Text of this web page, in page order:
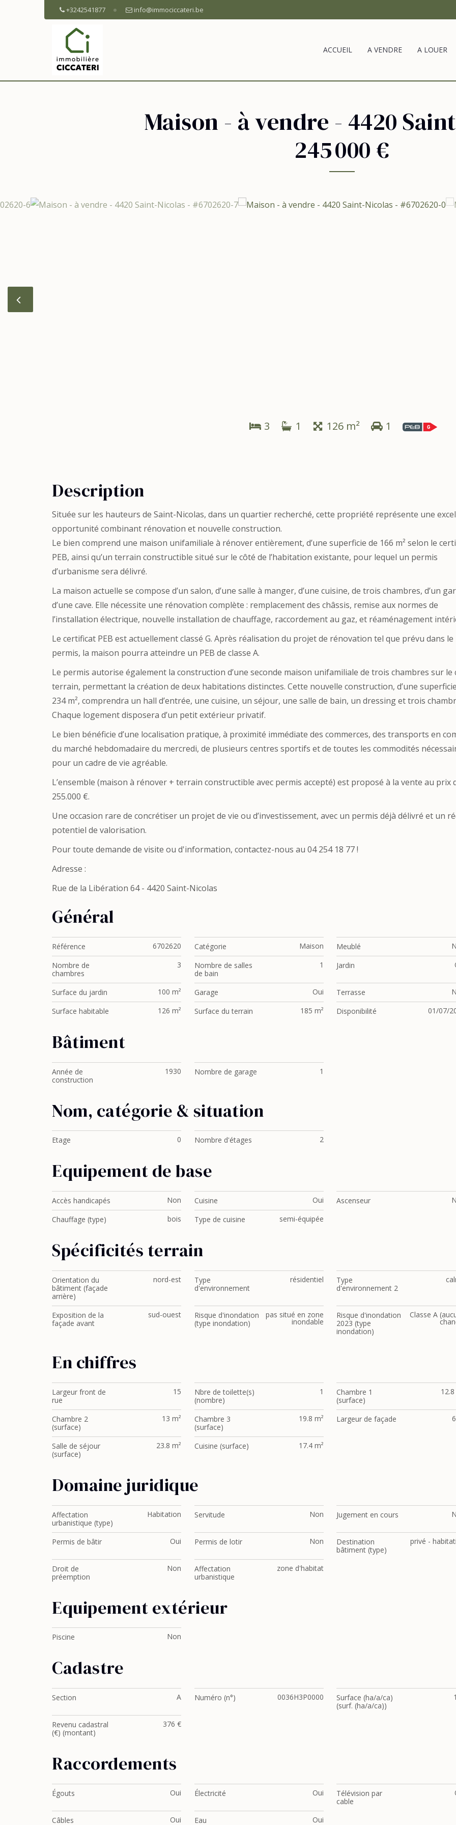
+3242541877 info@immociccateri.be
ACCUEIL A VENDRE A LOUER
Maison - à vendre - 4420
245 000 €
3 1 126 m² 1
Description
Située sur les hauteurs de Saint-Nicolas, dans un quartier recherché, cette propriété représente une
opportunité combinant rénovation et nouvelle construction.
Le bien comprend une maison unifamiliale à rénover entièrement, d’une superficie de 166 m² selon le
PEB, ainsi qu’un terrain constructible situé sur le côté de l’habitation existante, pour lequel un permis
d’urbanisme sera délivré.
La maison actuelle se compose d’un salon, d’une salle à manger, d’une cuisine, de trois chambres, d’un
d’une cave. Elle nécessite une rénovation complète : remplacement des châssis, remise aux normes de
l’installation électrique, nouvelle installation de chauffage, raccordement au gaz, et réaménagement
Le certificat PEB est actuellement classé G. Après réalisation du projet de rénovation tel que prévu dans le
permis, la maison pourra atteindre un PEB de classe A.
Le permis autorise également la construction d’une seconde maison unifamiliale de trois chambres sur le
terrain, permettant la création de deux habitations distinctes. Cette nouvelle construction, d’une
234 m², comprendra un hall d’entrée, une cuisine, un séjour, une salle de bain, un dressing et trois
Chaque logement disposera d’un petit extérieur privatif.
Le bien bénéficie d’une localisation pratique, à proximité immédiate des commerces, des transports en
du marché hebdomadaire du mercredi, de plusieurs centres sportifs et de toutes les commodités
pour un cadre de vie agréable.
L’ensemble (maison à rénover + terrain constructible avec permis accepté) est proposé à la vente au prix
255.000 €.
Une occasion rare de concrétiser un projet de vie ou d’investissement, avec un permis déjà délivré et un
potentiel de valorisation.
Pour toute demande de visite ou d'information, contactez-nous au 04 254 18 77 !
Adresse :
Rue de la Libération 64 - 4420 Saint-Nicolas
Général
Référence 6702620 Catégorie Maison Meublé
Nombre de
chambres
3
Nombre de salles
de bain
1 Jardin
Surface du jardin 100 m² Garage Oui Terrasse
Surface habitable
126 m² Surface du terrain 185 m² Disponibilité 01/07/
Bâtiment
Année de
construction
1930 Nombre de garage 1
Nom, catégorie & situation
Etage 0 Nombre d'étages 2
Equipement de base
Accès handicapés Non Cuisine Oui Ascenseur
Chauffage (type)
bois Type de cuisine semi-équipée
Spécificités terrain
Orientation du
bâtiment (façade
arrière)
nord-est
Type
d'environnement
résidentiel
Type
d'environnement 2
Exposition de la
façade avant
sud-ouest
Risque d'inondation
(type inondation)
pas situé en zone
inondable
Risque d'inondation
2023 (type
inondation)
Classe A
En chiffres
Largeur front de
rue
15
Nbre de toilette(s)
(nombre)
1
Chambre 1
(surface)
12.8
Chambre 2
(surface)
13 m²
Chambre 3
(surface)
19.8 m² Largeur de façade
Salle de séjour
(surface)
23.8 m² Cuisine (surface) 17.4 m²
Domaine juridique
Affectation
urbanistique (type)
Habitation Servitude Non Jugement en cours
Permis de bâtir Oui Permis de lotir Non
Destination
bâtiment (type)
privé -
Droit de
préemption
Non
Affectation
urbanistique
zone d'habitat
Equipement extérieur
Piscine Non
Cadastre
Section A Numéro (n°) 0036H3P0000
Surface (ha/a/ca)
(surf. (ha/a/ca))
Revenu cadastral
(€) (montant)
376 €
Raccordements
Égouts Oui Électricité Oui
Télévision par
cable
Câbles
Oui Eau Oui